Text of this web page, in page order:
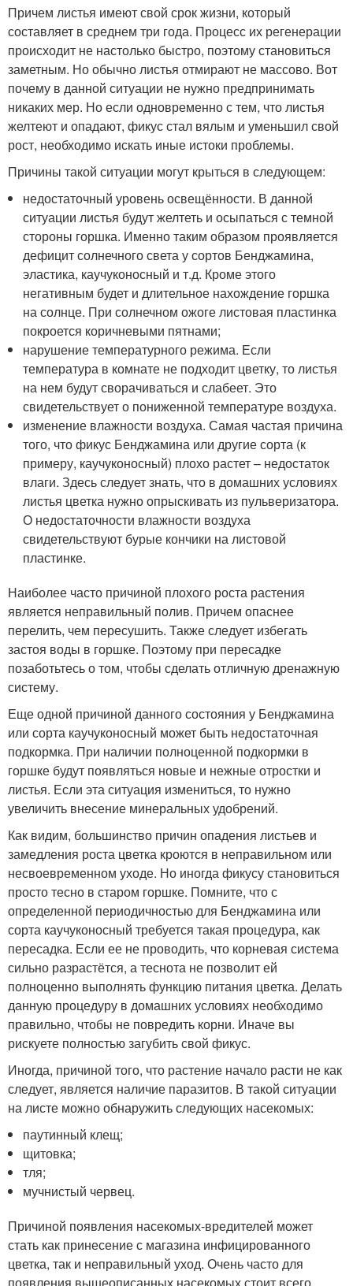
Причем листья имеют свой срок жизни, который
составляет в среднем три года. Процесс их регенерации
происходит не настолько быстро, поэтому становиться
заметным. Но обычно листья отмирают не массово. Вот
почему в данной ситуации не нужно предпринимать
никаких мер. Но если одновременно с тем, что листья
желтеют и опадают, фикус стал вялым и уменьшил свой
рост, необходимо искать иные истоки проблемы.
Причины такой ситуации могут крыться в следующем:
недостаточный уровень освещённости. В данной
ситуации листья будут желтеть и осыпаться с темной
стороны горшка. Именно таким образом проявляется
дефицит солнечного света у сортов Бенджамина,
эластика, каучуконосный и т.д. Кроме этого
негативным будет и длительное нахождение горшка
на солнце. При солнечном ожоге листовая пластинка
покроется коричневыми пятнами;
нарушение температурного режима. Если
температура в комнате не подходит цветку, то листья
на нем будут сворачиваться и слабеет. Это
свидетельствует о пониженной температуре воздуха.
изменение влажности воздуха. Самая частая причина
того, что фикус Бенджамина или другие сорта (к
примеру, каучуконосный) плохо растет – недостаток
влаги. Здесь следует знать, что в домашних условиях
листья цветка нужно опрыскивать из пульверизатора.
О недостаточности влажности воздуха
свидетельствуют бурые кончики на листовой
пластинке.
Наиболее часто причиной плохого роста растения
является неправильный полив. Причем опаснее
перелить, чем пересушить. Также следует избегать
застоя воды в горшке. Поэтому при пересадке
позаботьтесь о том, чтобы сделать отличную дренажную
систему.
Еще одной причиной данного состояния у Бенджамина
или сорта каучуконосный может быть недостаточная
подкормка. При наличии полноценной подкормки в
горшке будут появляться новые и нежные отростки и
листья. Если эта ситуация измениться, то нужно
увеличить внесение минеральных удобрений.
Как видим, большинство причин опадения листьев и
замедления роста цветка кроются в неправильном или
несвоевременном уходе. Но иногда фикусу становиться
просто тесно в старом горшке. Помните, что с
определенной периодичностью для Бенджамина или
сорта каучуконосный требуется такая процедура, как
пересадка. Если ее не проводить, что корневая система
сильно разрастётся, а теснота не позволит ей
полноценно выполнять функцию питания цветка. Делать
данную процедуру в домашних условиях необходимо
правильно, чтобы не повредить корни. Иначе вы
рискуете полностью загубить свой фикус.
Иногда, причиной того, что растение начало расти не как
следует, является наличие паразитов. В такой ситуации
на листе можно обнаружить следующих насекомых:
паутинный клещ;
щитовка;
тля;
мучнистый червец.
Причиной появления насекомых-вредителей может
стать как принесение с магазина инфицированного
цветка, так и неправильный уход. Очень часто для